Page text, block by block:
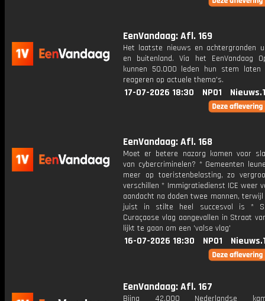
EenVandaag: Afl. 169
Het laatste nieuws en achtergronden
en buitenland. Via het EenVandaag
kunnen 50.000 leden hun stem laten
reageren op actuele thema's.
17-07-2026 18:30 NPO1
EenVandaag: Afl. 168
Moet er betere nazorg komen voor
van cybercriminelen? * Gemeenten
meer op toeristenbelasting, zo
verschillen * Immigratiedienst ICE weer
aandacht na doden twee mannen,
juist in stilte heel succesvol is *
Curaçaose vlag aangevallen in Straat
lijkt te gaan om een 'valse vlag'
16-07-2026 18:30 NPO1
EenVandaag: Afl. 167
Bijna 42.000 Nederlandse